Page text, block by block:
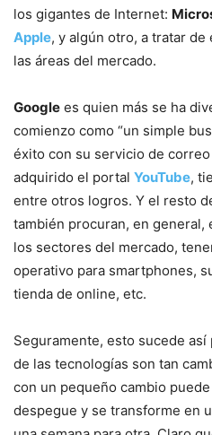
los gigantes de Internet:
Apple, y algún otro, a tratar
las áreas del mercado.
Google es quien más se ha
comienzo como “un simple
éxito con su servicio de
adquirido el portal YouTube,
entre otros logros. Y el resto
también procuran, en general,
los sectores del mercado,
operativo para smartphones,
tienda de online, etc.
Seguramente, esto sucede
de las tecnologías son tan
con un pequeño cambio
despegue y se transforme en